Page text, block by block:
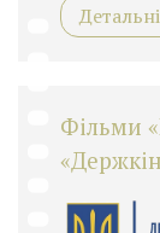
Фільми